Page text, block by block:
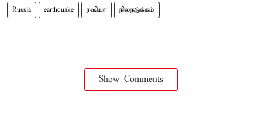
Russia earthquake ரஷியா நிலநடுக்கம்
Show Comments